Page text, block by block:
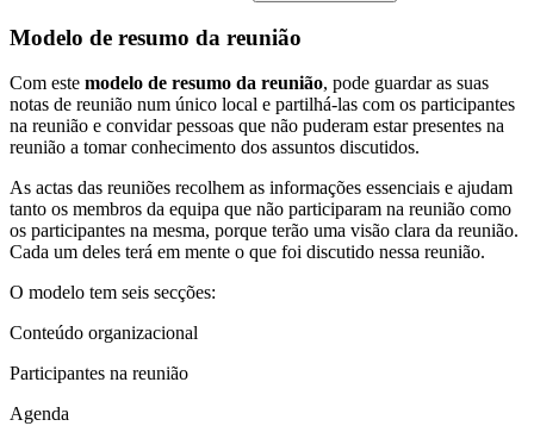
Modelo de resumo da reunião
Com este modelo de resumo da reunião, pode guardar as suas
notas de reunião num único local e partilhá-las com os participantes
na reunião e convidar pessoas que não puderam estar presentes na
reunião a tomar conhecimento dos assuntos discutidos.
As actas das reuniões recolhem as informações essenciais e ajudam
tanto os membros da equipa que não participaram na reunião como
os participantes na mesma, porque terão uma visão clara da reunião.
Cada um deles terá em mente o que foi discutido nessa reunião.
O modelo tem seis secções:
Conteúdo organizacional
Participantes na reunião
Agenda